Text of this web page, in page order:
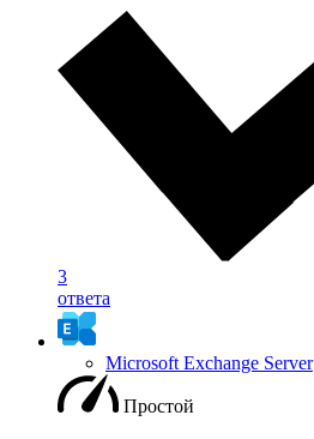
3
ответа
Microsoft Exchange Server
Простой